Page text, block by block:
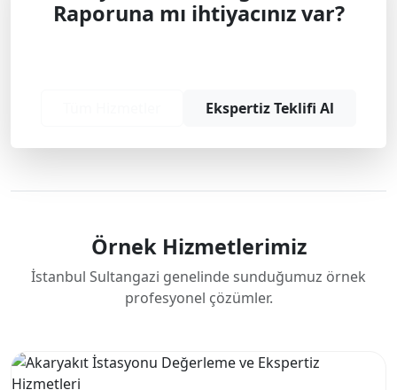
Raporuna mı ihtiyacınız var?
Ekspertiz Teklifi Al
Örnek Hizmetlerimiz
İstanbul Sultangazi genelinde sunduğumuz örnek
profesyonel çözümler.